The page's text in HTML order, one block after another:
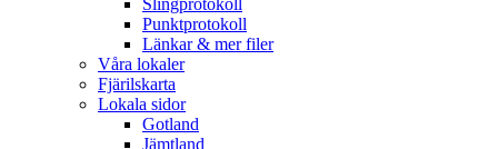
Punktprotokoll
Länkar & mer filer
Våra lokaler
Fjärilskarta
Lokala sidor
Gotland
Jämtland